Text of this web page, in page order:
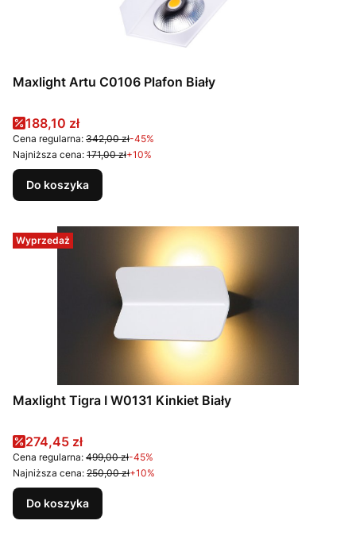
Maxlight Artu C0106 Plafon Biały
Cena promocyjna
188,10 zł
Cena regularna: 342,00 zł-45%
Najniższa cena: 171,00 zł+10%
Do koszyka
Wyprzedaż
Maxlight Tigra I W0131 Kinkiet Biały
Cena promocyjna
274,45 zł
Cena regularna: 499,00 zł-45%
Najniższa cena: 250,00 zł+10%
Do koszyka